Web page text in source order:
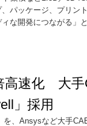
パッケージ、プリン
な開発につながる」
高速化 大
」採用
、Ansysなど大手